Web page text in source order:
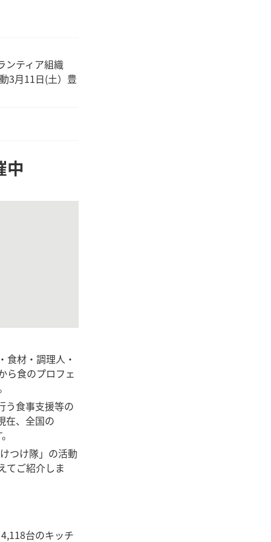
ンティア組織
3月11日(土）豊
中
食材・調理人・
ら食のプロフェ
う食事支援等の
在、全国の
つけ隊」の活動
てご紹介しま
台のキッチ